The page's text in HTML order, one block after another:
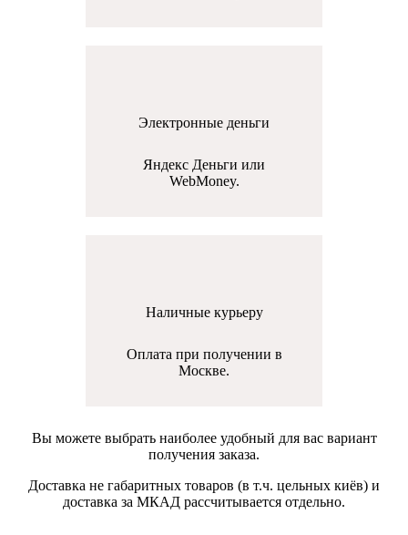
Электронные деньги
Яндекс Деньги или
WebMoney.
Наличные курьеру
Оплата при получении в
Москве.
Вы можете выбрать наиболее удобный для вас вариант
получения заказа.
Доставка не габаритных товаров (в т.ч. цельных киёв) и
доставка за МКАД рассчитывается отдельно.